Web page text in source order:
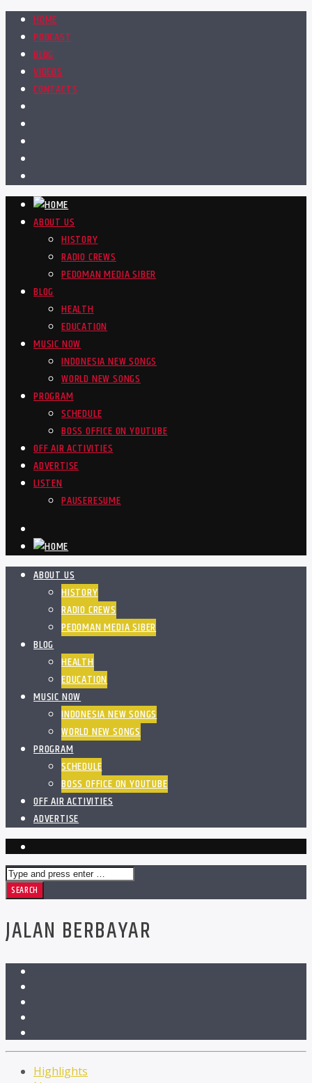
HOME
PODCAST
BLOG
VIDEOS
CONTACTS
ABOUT US
HISTORY
RADIO CREWS
PEDOMAN MEDIA SIBER
BLOG
HEALTH
EDUCATION
MUSIC NOW
INDONESIA NEW SONGS
WORLD NEW SONGS
PROGRAM
SCHEDULE
BOSS OFFICE ON YOUTUBE
OFF AIR ACTIVITIES
ADVERTISE
LISTEN
PAUSERESUME
ABOUT US
HISTORY
RADIO CREWS
PEDOMAN MEDIA SIBER
BLOG
HEALTH
EDUCATION
MUSIC NOW
INDONESIA NEW SONGS
WORLD NEW SONGS
PROGRAM
SCHEDULE
BOSS OFFICE ON YOUTUBE
OFF AIR ACTIVITIES
ADVERTISE
JALAN BERBAYAR
Highlights